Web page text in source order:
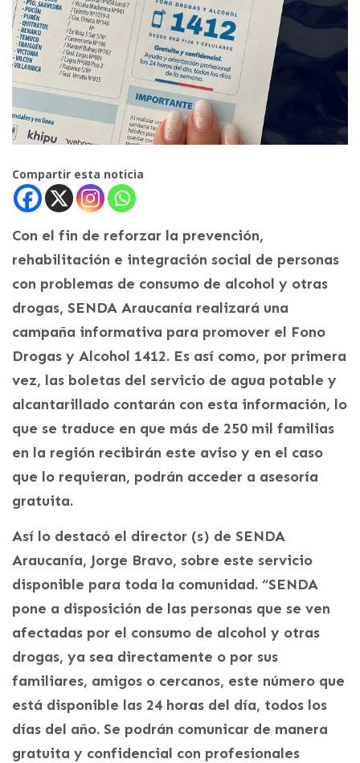
Compartir esta noticia
Con el fin de reforzar la prevención,
rehabilitación e integración social de personas
con problemas de consumo de alcohol y otras
drogas, SENDA Araucanía realizará una
campaña informativa para promover el Fono
Drogas y Alcohol 1412. Es así como, por primera
vez, las boletas del servicio de agua potable y
alcantarillado contarán con esta información, lo
que se traduce en que más de 250 mil familias
en la región recibirán este aviso y en el caso
que lo requieran, podrán acceder a asesoría
gratuita.
Así lo destacó el director (s) de SENDA
Araucanía, Jorge Bravo, sobre este servicio
disponible para toda la comunidad. “SENDA
pone a disposición de las personas que se ven
afectadas por el consumo de alcohol y otras
drogas, ya sea directamente o por sus
familiares, amigos o cercanos, este número que
está disponible las 24 horas del día, todos los
días del año. Se podrán comunicar de manera
gratuita y confidencial con profesionales